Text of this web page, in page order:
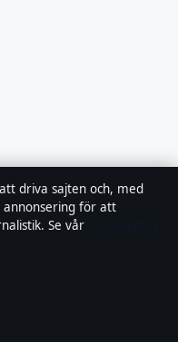
driva sajten och, med
annonsering för att
Se vår